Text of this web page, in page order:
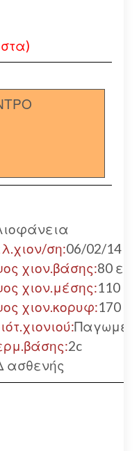
ση:06/02/14
χιον.βάσης:80 εκ.
χιον.μέσης:110
χιον.κορυφ:170
2c
ασθενής